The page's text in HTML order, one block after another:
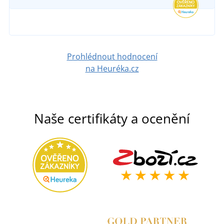
Prohlédnout hodnocení
na Heuréka.cz
Naše certifikáty a ocenění